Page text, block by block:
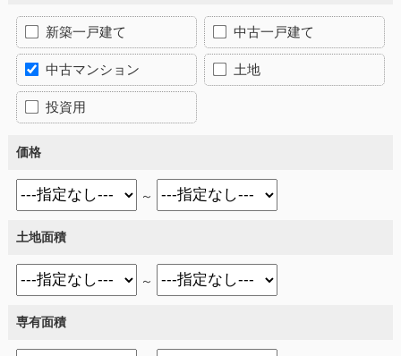
新築一戸建て 中古一戸建て
中古マンション 土地
投資用
価格
～
土地面積
～
専有面積